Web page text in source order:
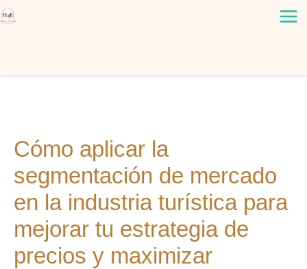
Ir
Cómo aplicar la
segmentación de mercado
en la industria turística para
mejorar tu estrategia de
precios y maximizar